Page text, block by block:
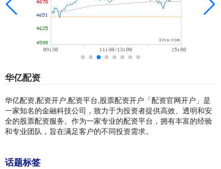
华亿配资
华亿配资,配资开户,配资平台,股票配资开户「配资官网开户」是
一家知名的金融科技公司，致力于为投资者提供高效、透明和安
全的股票配资服务。作为一家专业的配资平台，拥有丰富的经验
和专业团队，旨在满足客户的不同投资需求。
话题标签